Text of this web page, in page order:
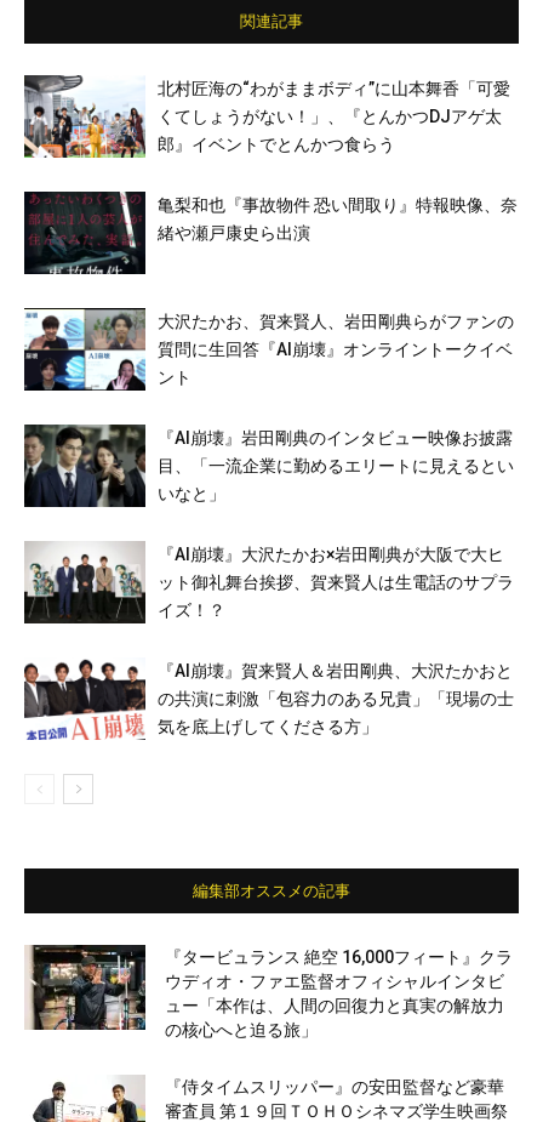
関連記事
北村匠海の“わがままボディ”に山本舞香「可愛
くてしょうがない！」、『とんかつDJアゲ太
郎』イベントでとんかつ食らう
亀梨和也『事故物件 恐い間取り』特報映像、奈
緒や瀬戸康史ら出演
大沢たかお、賀来賢人、岩田剛典らがファンの
質問に生回答『AI崩壊』オンライントークイベ
ント
『AI崩壊』岩田剛典のインタビュー映像お披露
目、「一流企業に勤めるエリートに見えるとい
いなと」
『AI崩壊』大沢たかお×岩田剛典が大阪で大ヒ
ット御礼舞台挨拶、賀来賢人は生電話のサプラ
イズ！？
『AI崩壊』賀来賢人＆岩田剛典、大沢たかおと
の共演に刺激「包容力のある兄貴」「現場の士
気を底上げしてくださる方」
編集部オススメの記事
『タービュランス 絶空 16,000フィート』クラ
ウディオ・ファエ監督オフィシャルインタビ
ュー「本作は、人間の回復力と真実の解放力
の核心へと迫る旅」
『侍タイムスリッパー』の安田監督など豪華
審査員 第１９回ＴＯＨＯシネマズ学生映画祭